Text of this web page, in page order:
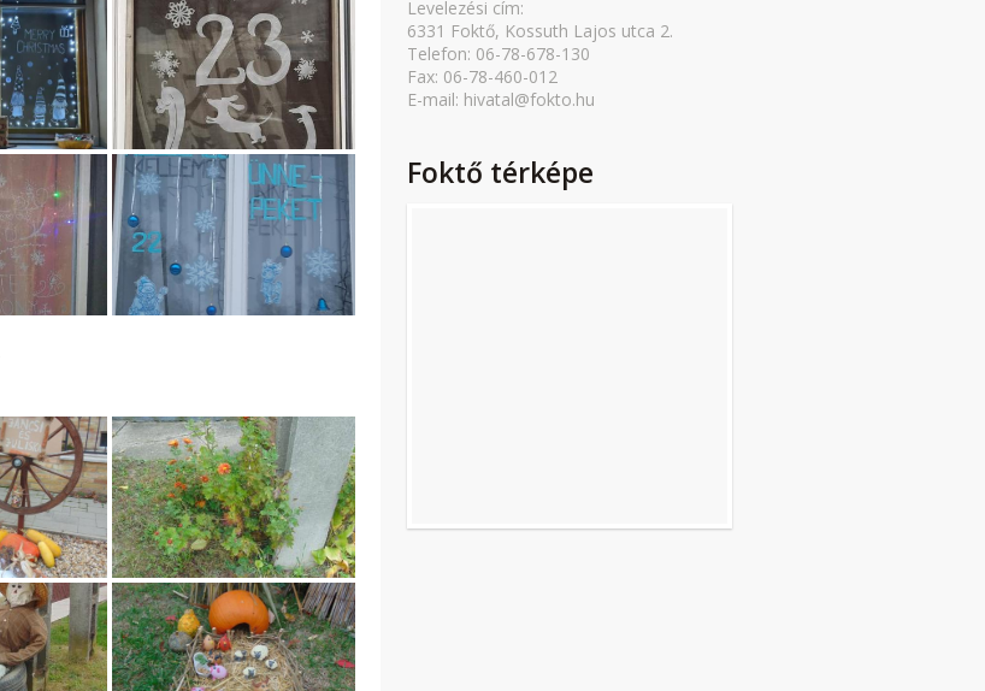
Levelezési cím:
6331 Foktő, Kossuth Lajos utca 2.
Telefon: 06-78-678-130
Fax: 06-78-460-012
E-mail: hivatal@fokto.hu
Foktő térképe